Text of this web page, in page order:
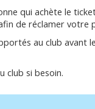
qui achète le
de réclamer votre
au club avant
club si besoin.